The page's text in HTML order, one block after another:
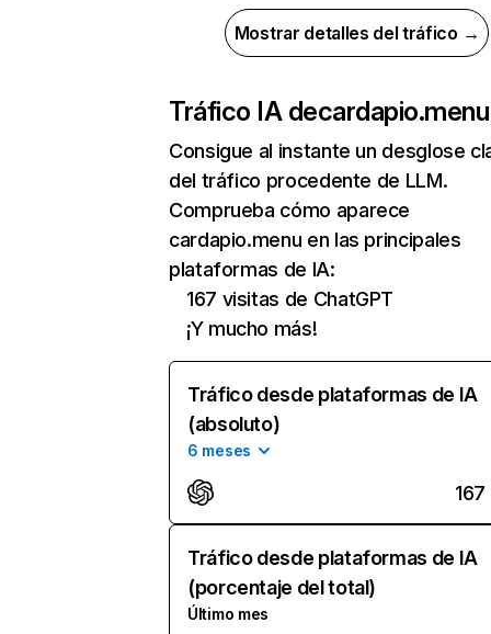
Mostrar detalles del tráfico →
Tráfico IA decardapio.menu
Consigue al instante un desglose
del tráfico procedente de LLM.
Comprueba cómo aparece
cardapio.menu en las principales
plataformas de IA:
167 visitas de ChatGPT
¡Y mucho más!
Tráfico desde plataformas de IA
(absoluto)
6 meses
167
Tráfico desde plataformas de IA
(porcentaje del total)
Último mes